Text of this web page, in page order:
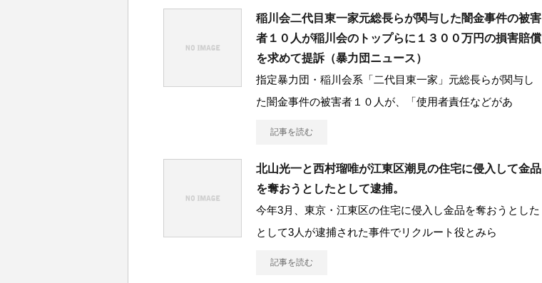
稲川会二代目東一家元総長らが関与した闇金事件の被害
者１０人が稲川会のトップらに１３００万円の損害賠償
を求めて提訴（暴力団ニュース）
指定暴力団・稲川会系「二代目東一家」元総長らが関与し
た闇金事件の被害者１０人が、「使用者責任などがあ
記事を読む
北山光一と西村瑠唯が江東区潮見の住宅に侵入して金品
を奪おうとしたとして逮捕。
今年3月、東京・江東区の住宅に侵入し金品を奪おうとした
として3人が逮捕された事件でリクルート役とみら
記事を読む